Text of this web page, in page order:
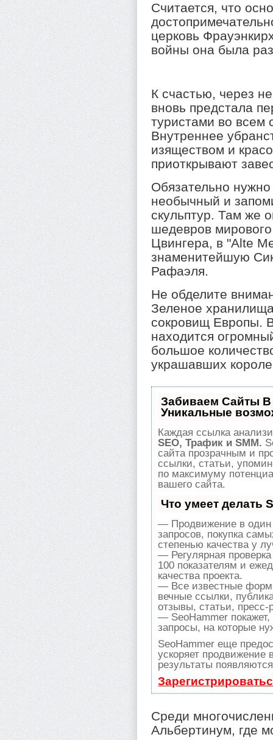
Считается, что
церковь
войны она была
К счастью, через
вновь предстала
туристами во всем
Внутреннее
изяществом и
приоткрывают
Обязательно
необычный и
скульптур. Там же
шедевров
Цвингера, в "Alte
знаменитейшую
Рафаэля.
Не обделите
Зеленое
сокровищ Европы.
находится
большое
украшавших
Забиваем Сайты
Уникальные
Каждая ссылка
SEO, Трафик и SMM.
сайта прозрачным и
ссылки, статьи,
по максимуму
вашего сайта.
Что умеет делать
— Продвижение в один
запросов, покупка
степенью качества у
— Регулярная
100 показателям и
качества проекта.
— Все известные
вечные ссылки,
отзывы, статьи, пресс-
— SeoHammer
запросы, на которые
SeoHammer еще
ускоряет продвижение
результаты
Среди
Альбертинум, где